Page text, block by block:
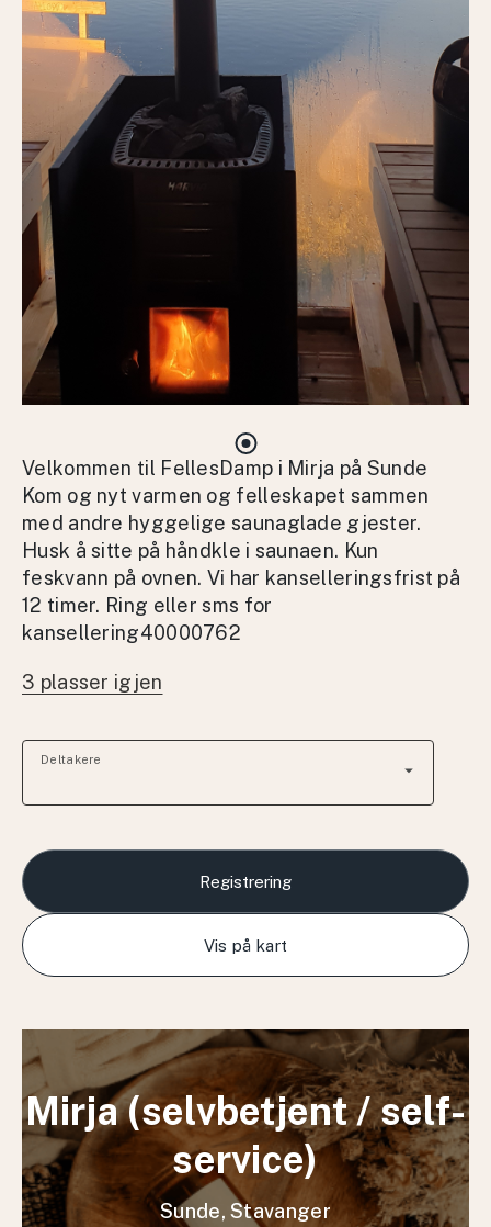
Velkommen til FellesDamp i Mirja på Sunde
Kom og nyt varmen og felleskapet sammen
med andre hyggelige saunaglade gjester.
Husk å sitte på håndkle i saunaen. Kun
feskvann på ovnen. Vi har kanselleringsfrist på
12 timer. Ring eller sms for
kansellering40000762
3 plasser igjen
Deltakere arrow_drop_down
Registrering
Vis på kart
Mirja (selvbetjent / self-
service)
Sunde, Stavanger